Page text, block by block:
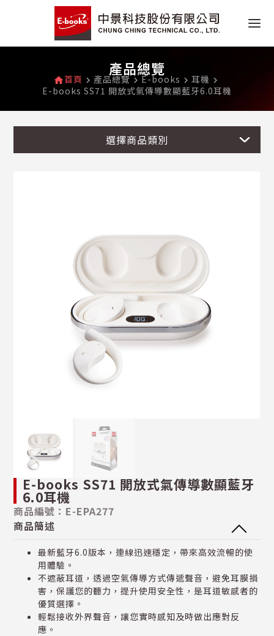
產品總覽
home首頁 navigate_next 產品總覽 navigate_next E-books navigate_next 耳機 navigate_next
E-books SS71 開放式氣傳導數顯藍牙6.0耳機
選擇商品類別
E-books SS71 開放式氣傳導數顯藍牙
6.0耳機
商品編號：E-EPA277
商品簡述
最新藍牙6.0版本，連線迅速穩定，帶來高效流暢的使
用體驗。
不遮蔽耳道，透過空氣傳導方式傳遞聲音，避免耳膜損
害，保護您的聽力，提升使用安全性，是耳道敏感者的
優質選擇。
輕鬆接收外界聲音，讓您實時感知及時做出應對反
應。